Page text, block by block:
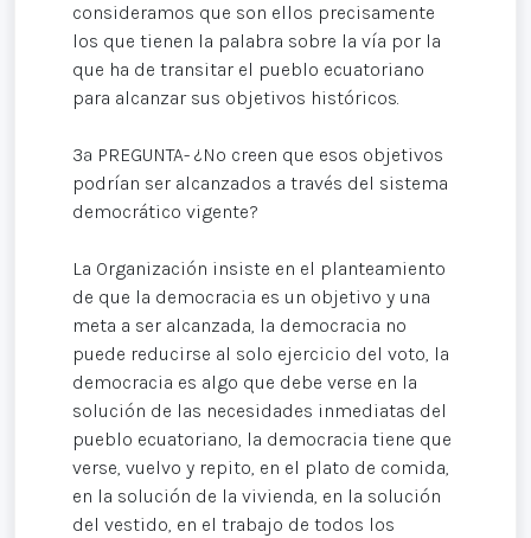
consideramos que son ellos precisamente
los que tienen la palabra sobre la vía por la
que ha de transitar el pueblo ecuatoriano
para alcanzar sus objetivos históricos.
3ª PREGUNTA- ¿No creen que esos objetivos
podrían ser alcanzados a través del sistema
democrático vigente?
La Organización insiste en el planteamiento
de que la democracia es un objetivo y una
meta a ser alcanzada, la democracia no
puede reducirse al solo ejercicio del voto, la
democracia es algo que debe verse en la
solución de las necesidades inmediatas del
pueblo ecuatoriano, la democracia tiene que
verse, vuelvo y repito, en el plato de comida,
en la solución de la vivienda, en la solución
del vestido, en el trabajo de todos los